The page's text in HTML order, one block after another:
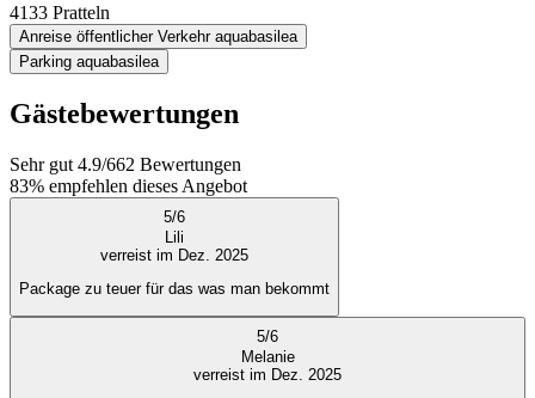
4133 Pratteln
Anreise öffentlicher Verkehr aquabasilea
Parking aquabasilea
Gästebewertungen
Sehr gut 4.9/662 Bewertungen
83% empfehlen dieses Angebot
5/6
Lili
verreist im Dez. 2025
Package zu teuer für das was man bekommt
5/6
Melanie
verreist im Dez. 2025